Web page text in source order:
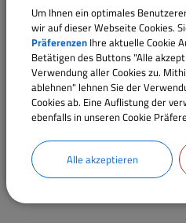
Website:www.landkreis-
soziales/pflegestuetzpunkt
HÖCHSTÄDT A.D.DONAU
Projekt Frauenhaus e.V.
Website:
Um Ihnen ein optimales
wir auf dieser Webseite Cookies.
Präferenzen Ihre aktuelle Cookie
Betätigen des Buttons "Alle
Verwendung aller Cookies zu.
ablehnen" lehnen Sie der
Cookies ab. Eine Auflistung der
ebenfalls in unseren Cookie
Alle akzeptieren